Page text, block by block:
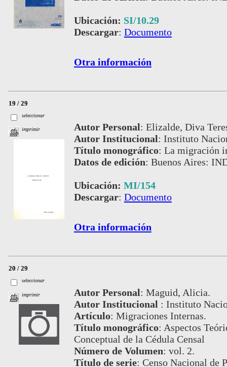
Ubicación: SI/10.29
Descargar: Documento
Otra información
19 / 29
seleccionar
imprimir Autor Personal: Elizalde, Diva
Autor Institucional: Instituto
Título monográfico: La migración
Datos de edición: Buenos Aires:
Ubicación: MI/154
Descargar: Documento
Otra información
20 / 29
seleccionar
imprimir Autor Personal: Maguid, Alicia.
Autor Institucional : Instituto
Artículo: Migraciones Internas.
Título monográfico: Aspectos
Conceptual de la Cédula Censal
Número de Volumen: vol. 2.
Título de serie: Censo Nacional de